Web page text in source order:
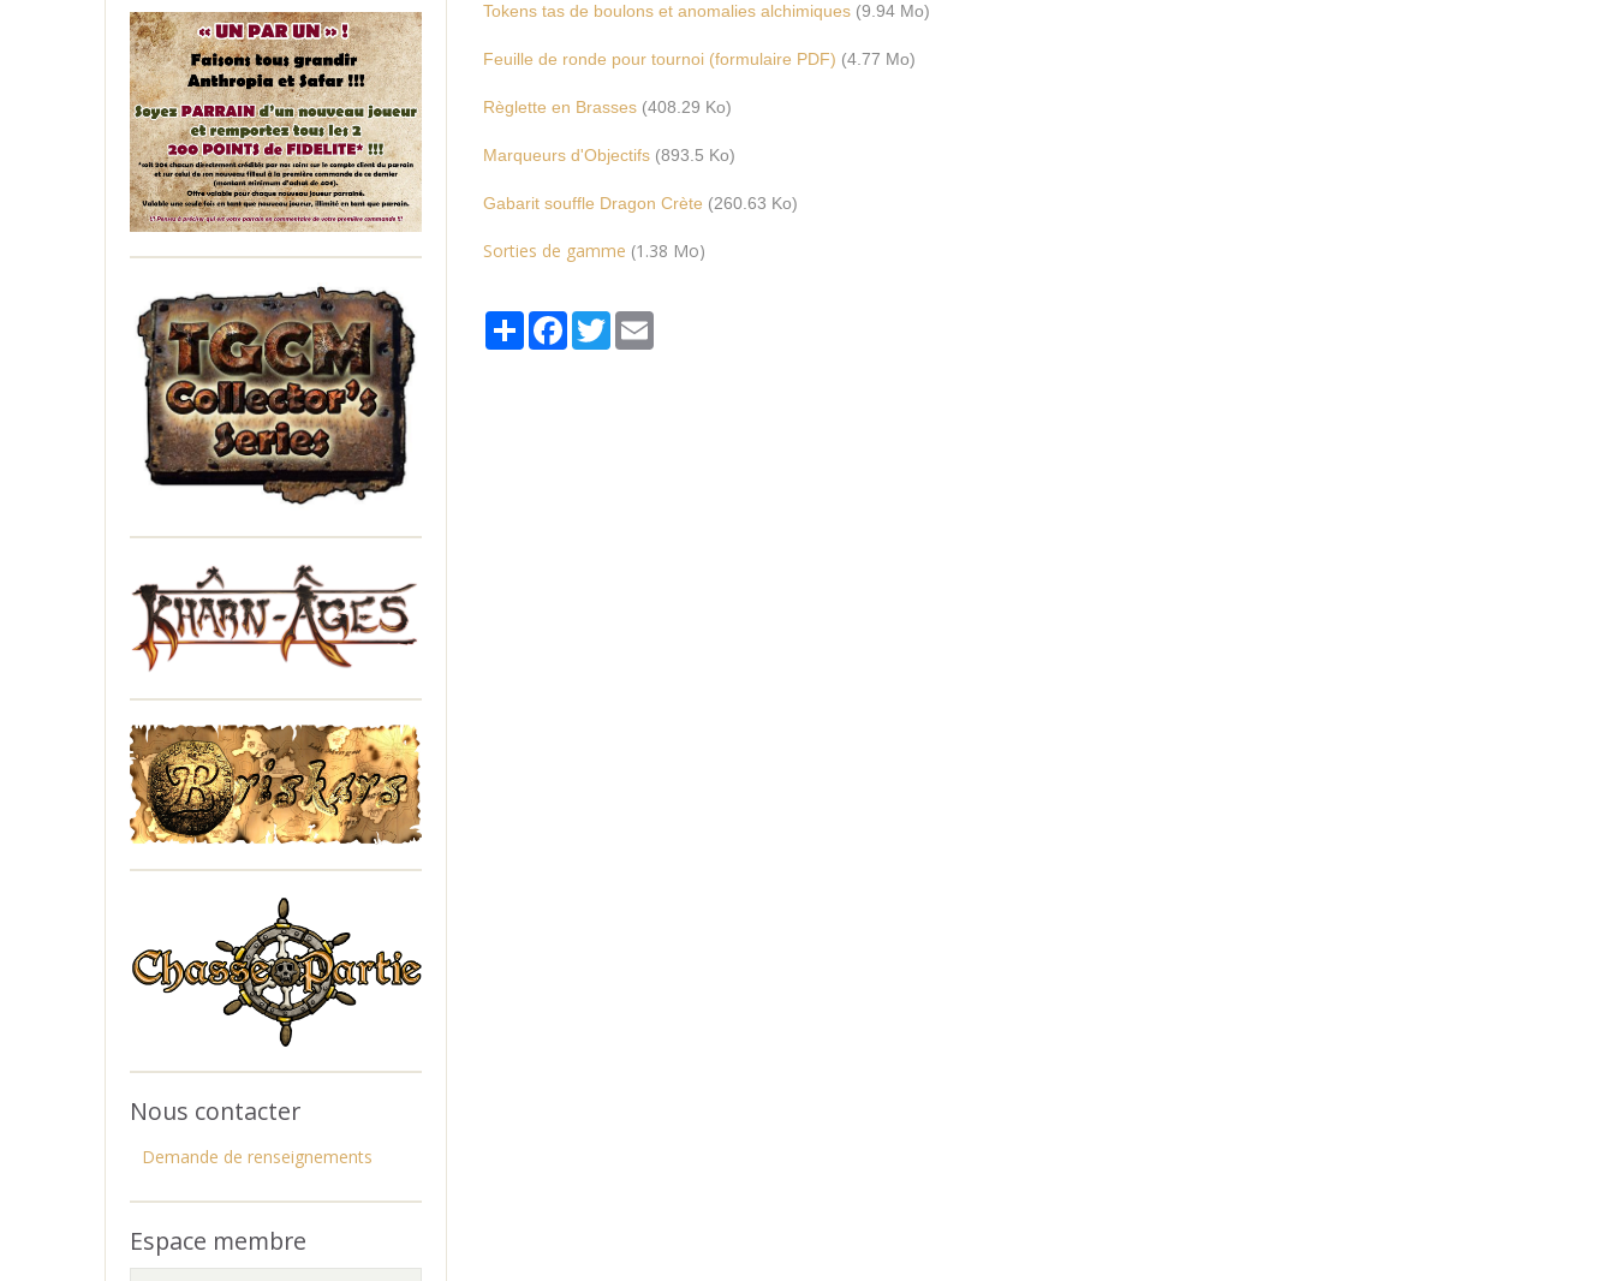
Tokens tas de boulons et anomalies alchimiques (9.94 Mo)
Feuille de ronde pour tournoi (formulaire PDF) (4.77 Mo)
Règlette en Brasses (408.29 Ko)
Marqueurs d'Objectifs (893.5 Ko)
Gabarit souffle Dragon Crète (260.63 Ko)
Sorties de gamme (1.38 Mo)
PartagerFacebook
Twitter
Nous contacter
Demande de renseignements
Espace membre